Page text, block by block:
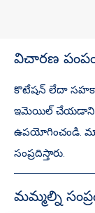
విచారణ
కొటేషన్ లేదా
ఇమెయిల్ చేయడానికి
ఉపయోగించండి. మా
సంప్రదిస్తారు.
మమ్మల్ని